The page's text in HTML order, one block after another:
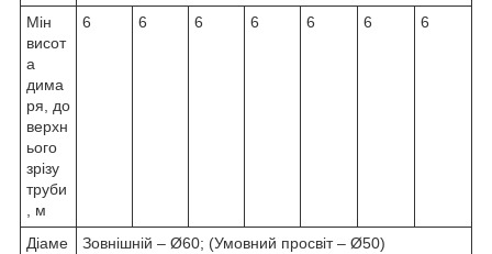
Мін
висот
а
дима
ря, до
верхн
ього
зрізу
труби
, м
6 6 6 6 6 6 6
Діаме
Зовнішній – Ø60; (Умовний просвіт – Ø50)